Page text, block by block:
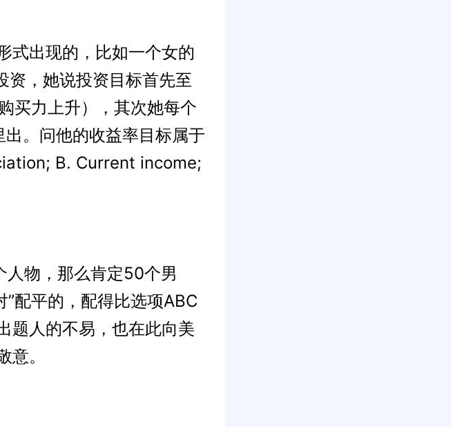
出现的，比如一个女的
资，她说投资目标首先至
买力上升），其次她每个
。问他的收益率目标属于
B. Current income;
物，那么肯定50个男
配平的，配得比选项ABC
题人的不易，也在此向美
。